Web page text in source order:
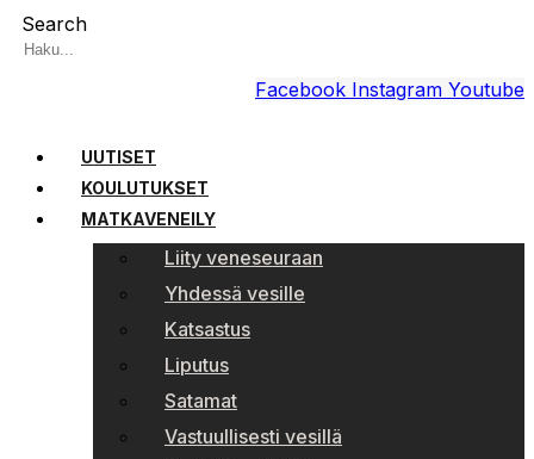
Search
Facebook Instagram Youtube
UUTISET
KOULUTUKSET
MATKAVENEILY
Liity veneseuraan
Yhdessä vesille
Katsastus
Liputus
Satamat
Vastuullisesti vesillä